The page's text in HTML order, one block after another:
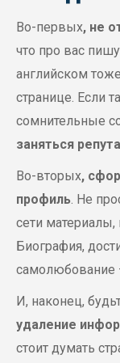
Во-первых, не
что про вас
английском
странице. Если
сомнительные
заняться
Во-вторых,
профиль. Не
сети
Биография,
самолюбование
И, наконец,
удаление
стоит думать